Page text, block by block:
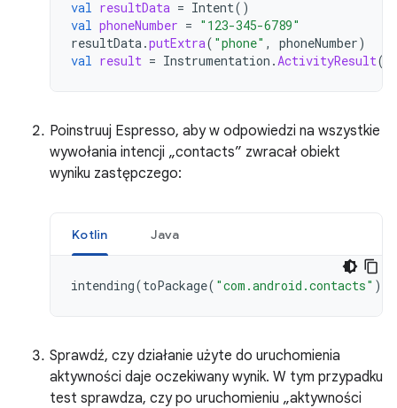
val resultData = Intent()
val phoneNumber = "123-345-6789"
resultData.putExtra( "phone" , phoneNumber)
val result = Instrumentation .ActivityResult(
Poinstruuj Espresso, aby w odpowiedzi na wszystkie
wywołania intencji „contacts” zwracał obiekt
wyniku zastępczego:
Kotlin Java
intending(toPackage( "com.android.contacts" )).
Sprawdź, czy działanie użyte do uruchomienia
aktywności daje oczekiwany wynik. W tym przypadku
test sprawdza, czy po uruchomieniu „aktywności